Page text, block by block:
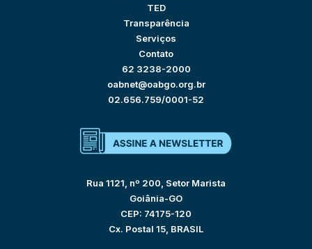
TED
Transparência
Serviços
Contato
62 3238-2000
oabnet@oabgo.org.br
02.656.759/0001-52
Rua 1121, nº 200, Setor Marista
Goiânia-GO
CEP: 74175-120
Cx. Postal 15, BRASIL